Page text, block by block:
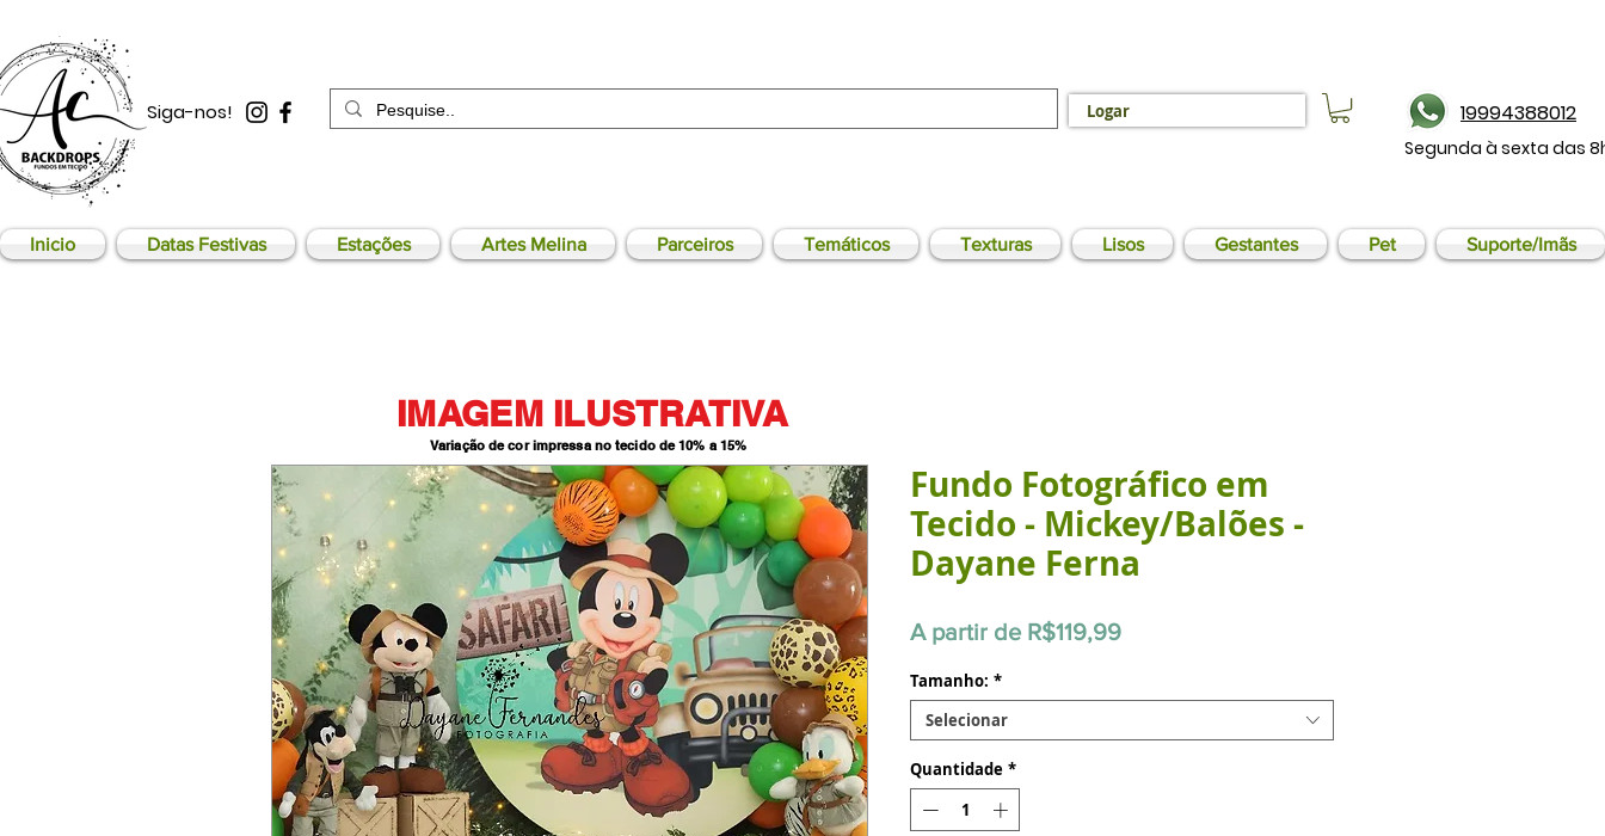
Siga-nos! Logar 19994388012
Segunda à sexta das
Inicio Datas Festivas Estações Artes Melina Parceiros Temáticos Texturas Lisos Gestantes Pet Suporte/Imãs
Fundo Fotográfico em
Tecido - Mickey/Balões -
Dayane Ferna
A partir de R$119,99Preço
Tamanho: *
Selecionar
Quantidade *
IMAGEM ILUSTRATIVA
Variação de cor impressa no tecido de 10% a 15%